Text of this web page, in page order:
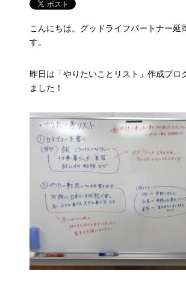
こんにちは。グッドライフパートナー延
す。
昨日は「やりたいことリスト」作成プロ
ました！